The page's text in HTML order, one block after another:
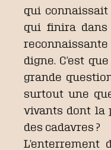
qui
qui finira dans
digne. C’est
grande
surtout une
vivants dont la
des cadavres ?
L’enterrement